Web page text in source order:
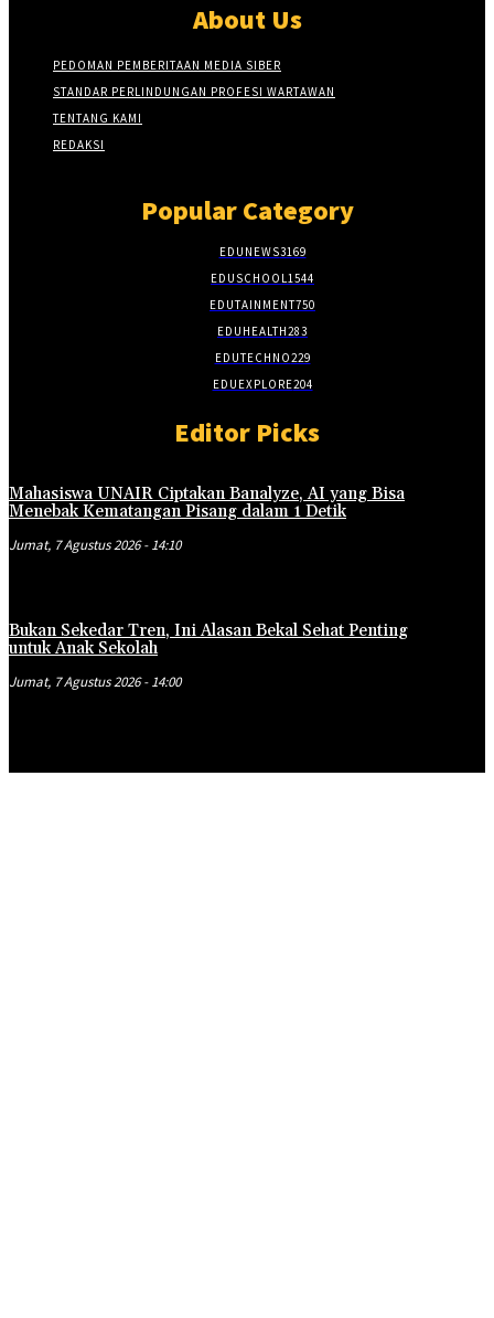
About Us
PEDOMAN PEMBERITAAN MEDIA SIBER
STANDAR PERLINDUNGAN PROFESI WARTAWAN
TENTANG KAMI
REDAKSI
Popular Category
EDUNEWS3169
EDUSCHOOL1544
EDUTAINMENT750
EDUHEALTH283
EDUTECHNO229
EDUEXPLORE204
Editor Picks
Mahasiswa UNAIR Ciptakan Banalyze, AI yang Bisa
Menebak Kematangan Pisang dalam 1 Detik
Jumat, 7 Agustus 2026 - 14:10
Bukan Sekedar Tren, Ini Alasan Bekal Sehat Penting
untuk Anak Sekolah
Jumat, 7 Agustus 2026 - 14:00